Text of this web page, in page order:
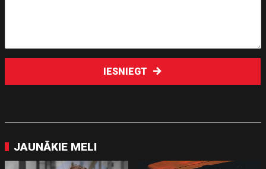
IESNIEGT
JAUNĀKIE MELI